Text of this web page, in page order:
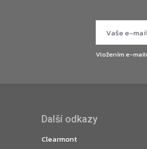
Vložením e-
Další odkazy
Clearmont